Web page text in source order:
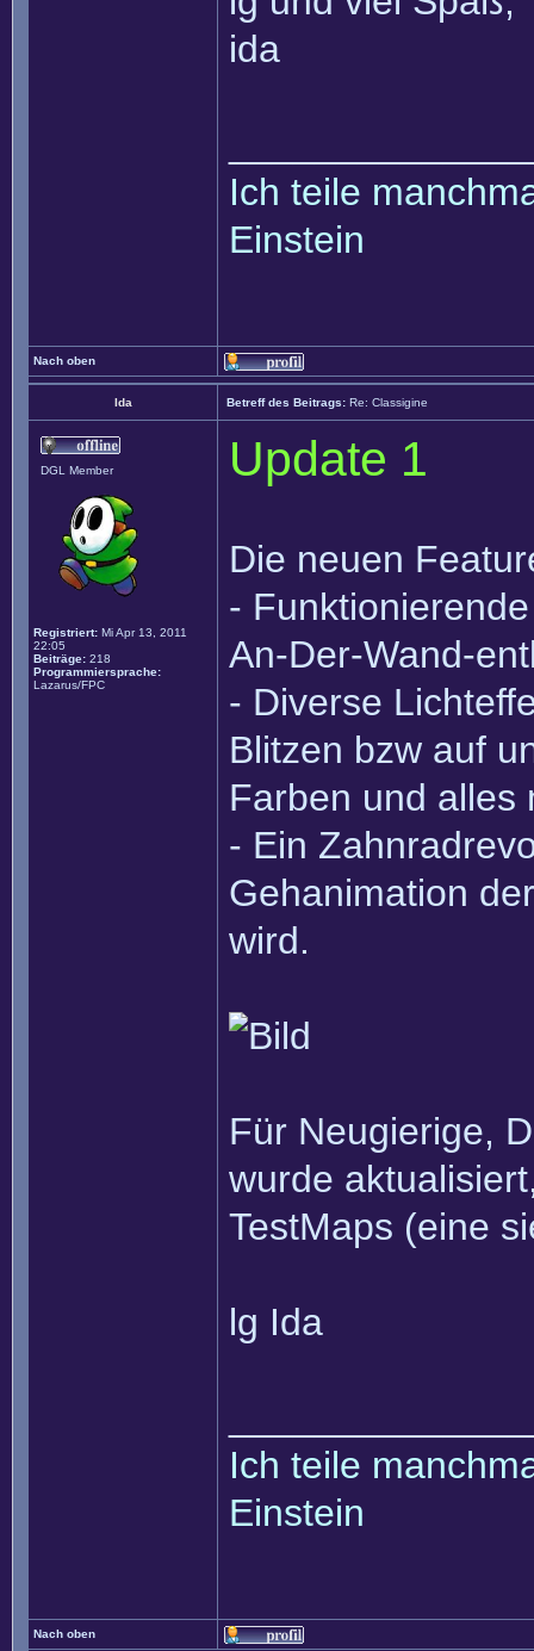
ida
Ich teile
Einstein
Nach oben
Ida Betreff des Beitrags: Re: Classigine
DGL Member
Registriert: Mi Apr 13, 2011
22:05
Beiträge: 218
Programmiersprache:
Lazarus/FPC
Update 1
Die neuen
-
An-Der-Wand-
- Diverse
Blitzen bzw auf
Farben und alles
- Ein
Gehanimation
wird.
Für Neugierige,
wurde
TestMaps (eine
lg Ida
Ich teile
Einstein
Nach oben